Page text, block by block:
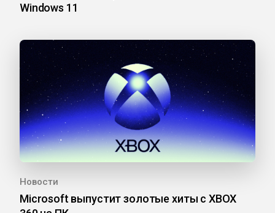
Windows 11
Новости
Microsoft выпустит золотые хиты с XBOX